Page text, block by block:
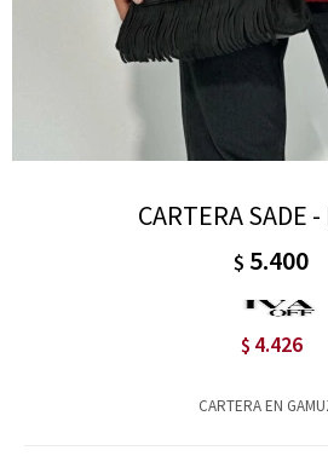
CARTERA SADE -
$ 5.400
$ 4.426
CARTERA EN